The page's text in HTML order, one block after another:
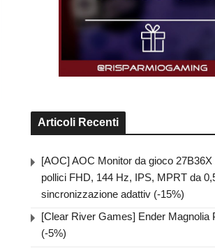
Articoli Recenti
[AOC] AOC Monitor da gioco 27B36X
pollici FHD, 144 Hz, IPS, MPRT da
sincronizzazione adattiv (-15%)
[Clear River Games] Ender Magnolia
(-5%)